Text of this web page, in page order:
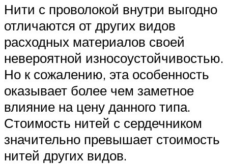
Нити с проволокой внутри выгодно
отличаются от других видов
расходных материалов своей
невероятной износоустойчивостью.
Но к сожалению, эта особенность
оказывает более чем заметное
влияние на цену данного типа.
Стоимость нитей с сердечником
значительно превышает стоимость
нитей других видов.